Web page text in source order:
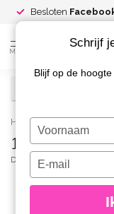
Besloten
MENU
Home / 177 Gellak
177 Gellak
DIVA
Schrijf
Blijf op de
Typ
je
naam
Typ
je
e-